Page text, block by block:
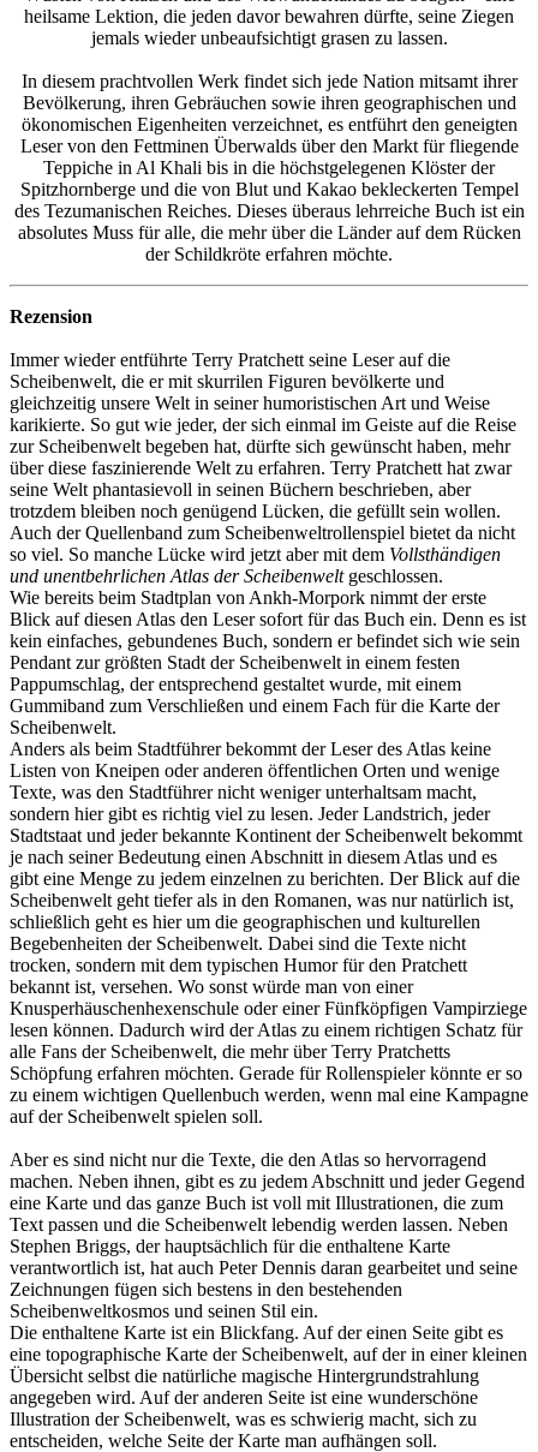
heilsame Lektion, die jeden davor bewahren dürfte, seine Ziegen
jemals wieder unbeaufsichtigt grasen zu lassen.
In diesem prachtvollen Werk findet sich jede Nation mitsamt ihrer
Bevölkerung, ihren Gebräuchen sowie ihren geographischen und
ökonomischen Eigenheiten verzeichnet, es entführt den geneigten
Leser von den Fettminen Überwalds über den Markt für fliegende
Teppiche in Al Khali bis in die höchstgelegenen Klöster der
Spitzhornberge und die von Blut und Kakao bekleckerten Tempel
des Tezumanischen Reiches. Dieses überaus lehrreiche Buch ist ein
absolutes Muss für alle, die mehr über die Länder auf dem Rücken
der Schildkröte erfahren möchte.
Rezension
Immer wieder entführte Terry Pratchett seine Leser auf die
Scheibenwelt, die er mit skurrilen Figuren bevölkerte und
gleichzeitig unsere Welt in seiner humoristischen Art und Weise
karikierte. So gut wie jeder, der sich einmal im Geiste auf die Reise
zur Scheibenwelt begeben hat, dürfte sich gewünscht haben, mehr
über diese faszinierende Welt zu erfahren. Terry Pratchett hat zwar
seine Welt phantasievoll in seinen Büchern beschrieben, aber
trotzdem bleiben noch genügend Lücken, die gefüllt sein wollen.
Auch der Quellenband zum Scheibenweltrollenspiel bietet da nicht
so viel. So manche Lücke wird jetzt aber mit dem Vollsthändigen
und unentbehrlichen Atlas der Scheibenweltgeschlossen.
Wie bereits beim Stadtplan von Ankh-Morpork nimmt der erste
Blick auf diesen Atlas den Leser sofort für das Buch ein. Denn es ist
kein einfaches, gebundenes Buch, sondern er befindet sich wie sein
Pendant zur größten Stadt der Scheibenwelt in einem festen
Pappumschlag, der entsprechend gestaltet wurde, mit einem
Gummiband zum Verschließen und einem Fach für die Karte der
Scheibenwelt.
Anders als beim Stadtführer bekommt der Leser des Atlas keine
Listen von Kneipen oder anderen öffentlichen Orten und wenige
Texte, was den Stadtführer nicht weniger unterhaltsam macht,
sondern hier gibt es richtig viel zu lesen. Jeder Landstrich, jeder
Stadtstaat und jeder bekannte Kontinent der Scheibenwelt bekommt
je nach seiner Bedeutung einen Abschnitt in diesem Atlas und es
gibt eine Menge zu jedem einzelnen zu berichten. Der Blick auf die
Scheibenwelt geht tiefer als in den Romanen, was nur natürlich ist,
schließlich geht es hier um die geographischen und kulturellen
Begebenheiten der Scheibenwelt. Dabei sind die Texte nicht
trocken, sondern mit dem typischen Humor für den Pratchett
bekannt ist, versehen. Wo sonst würde man von einer
Knusperhäuschenhexenschule oder einer Fünfköpfigen Vampirziege
lesen können. Dadurch wird der Atlas zu einem richtigen Schatz für
alle Fans der Scheibenwelt, die mehr über Terry Pratchetts
Schöpfung erfahren möchten. Gerade für Rollenspieler könnte er so
zu einem wichtigen Quellenbuch werden, wenn mal eine Kampagne
auf der Scheibenwelt spielen soll.
Aber es sind nicht nur die Texte, die den Atlas so hervorragend
machen. Neben ihnen, gibt es zu jedem Abschnitt und jeder Gegend
eine Karte und das ganze Buch ist voll mit Illustrationen, die zum
Text passen und die Scheibenwelt lebendig werden lassen. Neben
Stephen Briggs, der hauptsächlich für die enthaltene Karte
verantwortlich ist, hat auch Peter Dennis daran gearbeitet und seine
Zeichnungen fügen sich bestens in den bestehenden
Scheibenweltkosmos und seinen Stil ein.
Die enthaltene Karte ist ein Blickfang. Auf der einen Seite gibt es
eine topographische Karte der Scheibenwelt, auf der in einer kleinen
Übersicht selbst die natürliche magische Hintergrundstrahlung
angegeben wird. Auf der anderen Seite ist eine wunderschöne
Illustration der Scheibenwelt, was es schwierig macht, sich zu
entscheiden, welche Seite der Karte man aufhängen soll.